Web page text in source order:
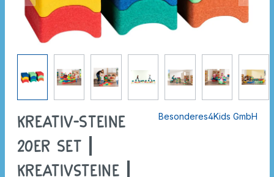
Kreativ-Steine
20er Set |
Kreativsteine |
Besonderes4Kids GmbH